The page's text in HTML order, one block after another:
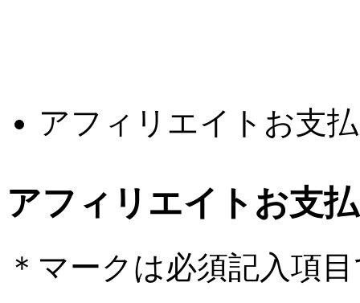
アフィリエイトお支
アフィリエイトお支
＊ マークは必須記入項